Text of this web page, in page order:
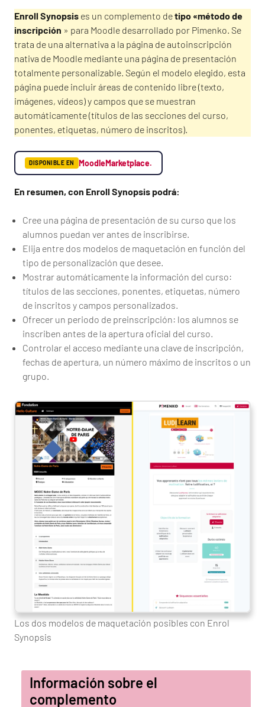
Enroll Synopsis es un complemento detipo «método de
inscripción » para Moodle desarrollado por Pimenko. Se
trata de una alternativa a la página de autoinscripción
nativa de Moodle mediante una página de presentación
totalmente personalizable. Según el modelo elegido, esta
página puede incluir áreas de contenido libre (texto,
imágenes, vídeos) y campos que se muestran
automáticamente (títulos de las secciones del curso,
ponentes, etiquetas, número de inscritos).
DISPONIBLE EN MoodleMarketplace.
En resumen, con Enroll Synopsis podrá:
Cree una página de presentación de su curso que los
alumnos puedan ver antes de inscribirse.
Elija entre dos modelos de maquetación en función del
tipo de personalización que desee.
Mostrar automáticamente la información del curso:
títulos de las secciones, ponentes, etiquetas, número
de inscritos y campos personalizados.
Ofrecer un periodo de preinscripción: los alumnos se
inscriben antes de la apertura oficial del curso.
Controlar el acceso mediante una clave de inscripción,
fechas de apertura, un número máximo de inscritos o un
grupo.
Los dos modelos de maquetación posibles con Enrol
Synopsis
Información sobre el
complemento